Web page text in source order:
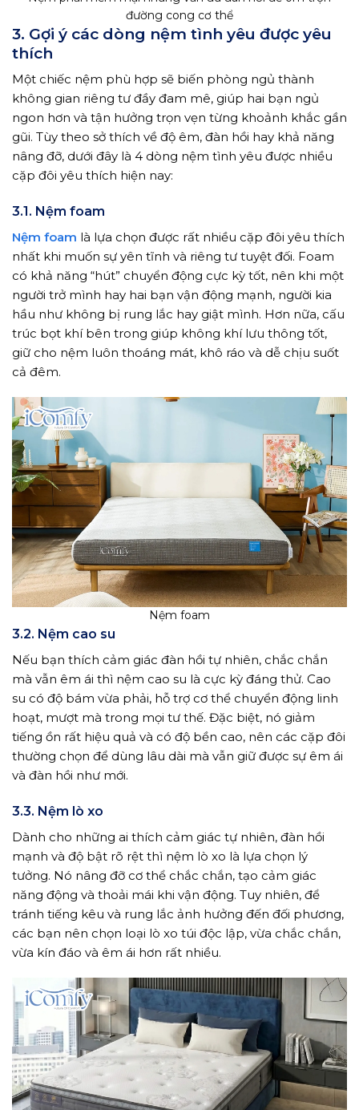
đường cong cơ thể
3. Gợi ý các dòng nệm tình yêu được yêu
thích
Một chiếc nệm phù hợp sẽ biến phòng ngủ thành
không gian riêng tư đầy đam mê, giúp hai bạn ngủ
ngon hơn và tận hưởng trọn vẹn từng khoảnh khắc gần
gũi. Tùy theo sở thích về độ êm, đàn hồi hay khả năng
nâng đỡ, dưới đây là 4 dòng nệm tình yêu được nhiều
cặp đôi yêu thích hiện nay:
3.1. Nệm foam
Nệm foam là lựa chọn được rất nhiều cặp đôi yêu thích
nhất khi muốn sự yên tĩnh và riêng tư tuyệt đối. Foam
có khả năng “hút” chuyển động cực kỳ tốt, nên khi một
người trở mình hay hai bạn vận động mạnh, người kia
hầu như không bị rung lắc hay giật mình. Hơn nữa, cấu
trúc bọt khí bên trong giúp không khí lưu thông tốt,
giữ cho nệm luôn thoáng mát, khô ráo và dễ chịu suốt
cả đêm.
Nệm foam
3.2. Nệm cao su
Nếu bạn thích cảm giác đàn hồi tự nhiên, chắc chắn
mà vẫn êm ái thì nệm cao su là cực kỳ đáng thử. Cao
su có độ bám vừa phải, hỗ trợ cơ thể chuyển động linh
hoạt, mượt mà trong mọi tư thế. Đặc biệt, nó giảm
tiếng ồn rất hiệu quả và có độ bền cao, nên các cặp đôi
thường chọn để dùng lâu dài mà vẫn giữ được sự êm ái
và đàn hồi như mới.
3.3. Nệm lò xo
Dành cho những ai thích cảm giác tự nhiên, đàn hồi
mạnh và độ bật rõ rệt thì nệm lò xo là lựa chọn lý
tưởng. Nó nâng đỡ cơ thể chắc chắn, tạo cảm giác
năng động và thoải mái khi vận động. Tuy nhiên, để
tránh tiếng kêu và rung lắc ảnh hưởng đến đối phương,
các bạn nên chọn loại lò xo túi độc lập, vừa chắc chắn,
vừa kín đáo và êm ái hơn rất nhiều.